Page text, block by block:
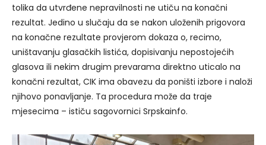
tolika da utvrđene nepravilnosti ne utiču na konačni
rezultat. Jedino u slučaju da se nakon uloženih prigovora
na konačne rezultate provjerom dokaza o, recimo,
uništavanju glasačkih listića, dopisivanju nepostojećih
glasova ili nekim drugim prevarama direktno uticalo na
konačni rezultat, CIK ima obavezu da poništi izbore i naloži
njihovo ponavljanje. Ta procedura može da traje
mjesecima – ističu sagovornici Srpskainfo.